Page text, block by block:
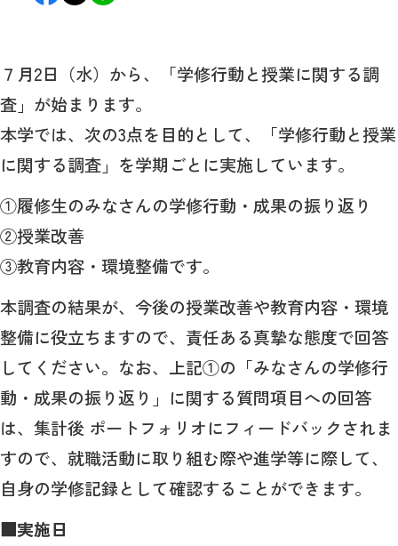
７月2日（水）から、「学修行動と授業に関する調
査」が始まります。
本学では、次の3点を目的として、「学修行動と授業
に関する調査」を学期ごとに実施しています。
①履修生のみなさんの学修行動・成果の振り返り
②授業改善
③教育内容・環境整備です。
本調査の結果が、今後の授業改善や教育内容・環境
整備に役立ちますので、責任ある真摯な態度で回答
してください。なお、上記①の「みなさんの学修行
動・成果の振り返り」に関する質問項目への回答
は、集計後 ポートフォリオにフィードバックされま
すので、就職活動に取り組む際や進学等に際して、
自身の学修記録として確認することができます。
■実施日